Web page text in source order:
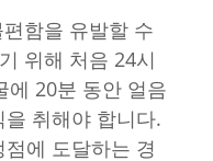
함을 유발할 수
위해 처음 24시
에 20분 동안 얼음
취해야 합니다.
에 도달하는 경